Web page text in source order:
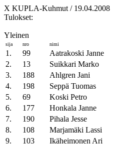
X KUPLA-Kuhmut / 19.04.2008
Tulokset:
Yleinen
sija nro nimi
1. 99 Aatrakoski Janne
2.
13 Suikkari Marko
3.
188 Ahlgren Jani
4.
198 Seppä Tuomas
5.
69 Koski Petro
6.
177 Honkala Janne
7.
190 Pihala Jesse
8.
108 Marjamäki Lassi
9.
103 Ikäheimonen Ari